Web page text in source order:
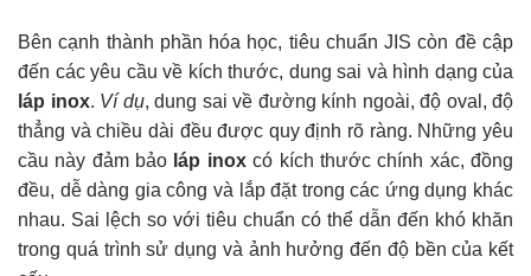
Bên cạnh thành phần hóa học, tiêu chuẩn JIS còn đề cập
đến các yêu cầu về kích thước, dung sai và hình dạng của
láp inox. Ví dụ, dung sai về đường kính ngoài, độ oval, độ
thẳng và chiều dài đều được quy định rõ ràng. Những yêu
cầu này đảm bảo láp inoxcó kích thước chính xác, đồng
đều, dễ dàng gia công và lắp đặt trong các ứng dụng khác
nhau. Sai lệch so với tiêu chuẩn có thể dẫn đến khó khăn
trong quá trình sử dụng và ảnh hưởng đến độ bền của kết